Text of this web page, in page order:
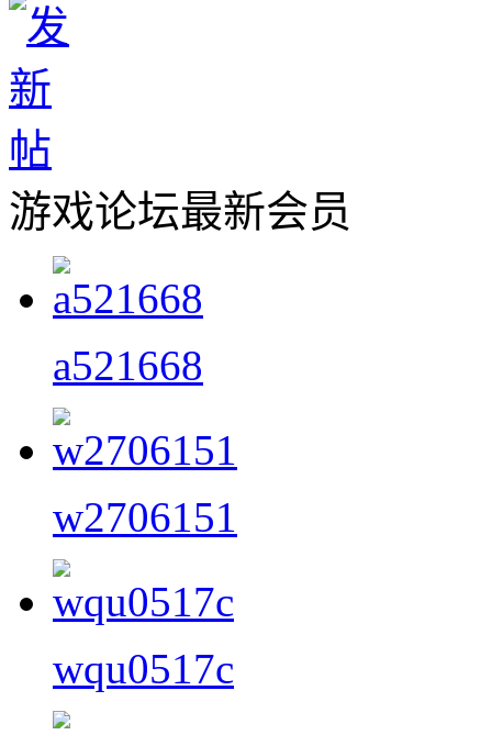
游戏论坛最新会员
a521668
w2706151
wqu0517c